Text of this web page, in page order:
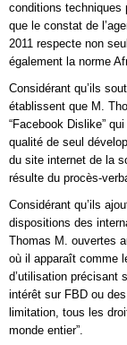
conditions techniques
que le constat de
2011 respecte non
également la norme
Considérant qu’ils
établissent que M.
“Facebook Dislike”
qualité de seul
du site internet de la
résulte du procès-
Considérant qu’ils
dispositions des
Thomas M. ouvertes
où il apparaît comme
d’utilisation précisant
intérêt sur FBD ou
limitation, tous les
monde entier”.